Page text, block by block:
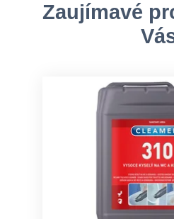
Zaujímavé